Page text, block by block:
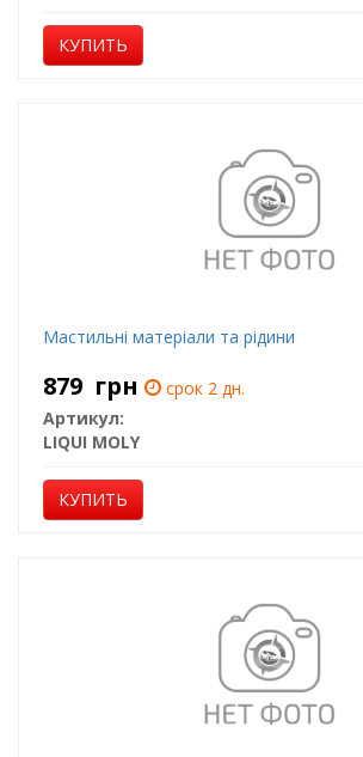
КУПИТЬ
Мастильні матеріали та рідини
879 грн
срок 2 дн.
Артикул:
LIQUI MOLY
КУПИТЬ